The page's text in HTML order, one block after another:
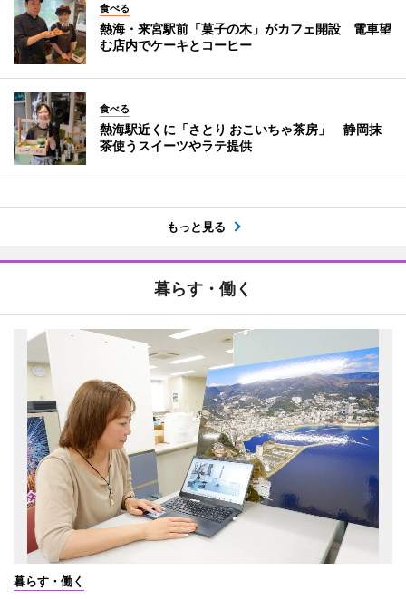
食べる
熱海・来宮駅前「菓子の木」がカフェ開設 電車望
む店内でケーキとコーヒー
食べる
熱海駅近くに「さとり おこいちゃ茶房」 静岡抹
茶使うスイーツやラテ提供
もっと見る
暮らす・働く
暮らす・働く